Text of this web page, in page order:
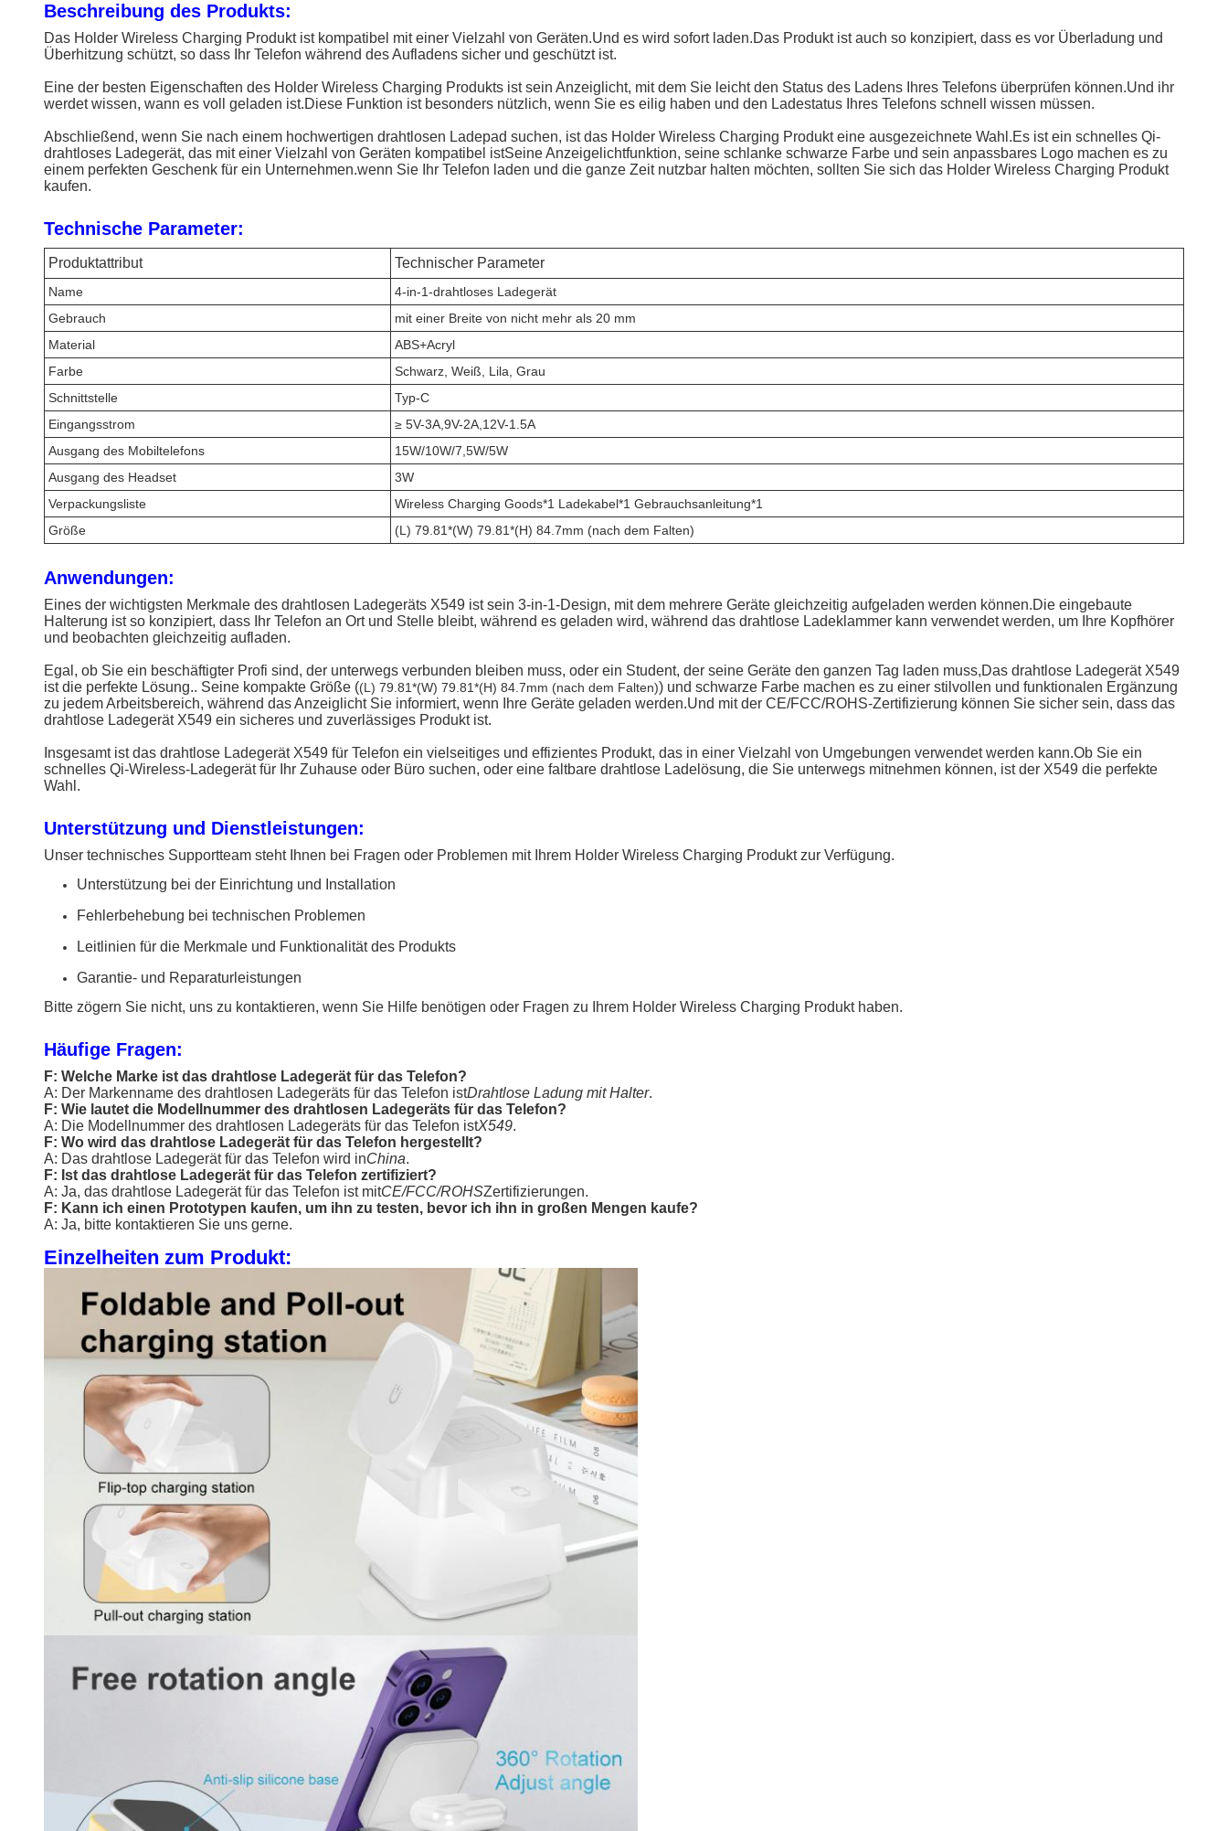
Beschreibung des Produkts:
Das Holder Wireless Charging Produkt ist kompatibel mit einer Vielzahl von Geräten.Und es wird sofort laden.Das Produkt ist auch so konzipiert, dass es vor Überladung und
Überhitzung schützt, so dass Ihr Telefon während des Aufladens sicher und geschützt ist.
Eine der besten Eigenschaften des Holder Wireless Charging Produkts ist sein Anzeiglicht, mit dem Sie leicht den Status des Ladens Ihres Telefons überprüfen können.Und ihr
werdet wissen, wann es voll geladen ist.Diese Funktion ist besonders nützlich, wenn Sie es eilig haben und den Ladestatus Ihres Telefons schnell wissen müssen.
Abschließend, wenn Sie nach einem hochwertigen drahtlosen Ladepad suchen, ist das Holder Wireless Charging Produkt eine ausgezeichnete Wahl.Es ist ein schnelles Qi-
drahtloses Ladegerät, das mit einer Vielzahl von Geräten kompatibel istSeine Anzeigelichtfunktion, seine schlanke schwarze Farbe und sein anpassbares Logo machen es zu
einem perfekten Geschenk für ein Unternehmen.wenn Sie Ihr Telefon laden und die ganze Zeit nutzbar halten möchten, sollten Sie sich das Holder Wireless Charging Produkt
kaufen.
Technische Parameter:
Produktattribut Technischer Parameter
Name
4-in-1-drahtloses Ladegerät
Gebrauch
mit einer Breite von nicht mehr als 20 mm
Material
ABS+Acryl
Farbe
Schwarz, Weiß, Lila, Grau
Schnittstelle
Typ-C
Eingangsstrom
≥ 5V-3A,9V-2A,12V-1.5A
Ausgang des Mobiltelefons
15W/10W/7,5W/5W
Ausgang des Headset
3W
Verpackungsliste
Wireless Charging Goods*1 Ladekabel*1 Gebrauchsanleitung*1
Größe
(L) 79.81*(W) 79.81*(H) 84.7mm (nach dem Falten)
Anwendungen:
Eines der wichtigsten Merkmale des drahtlosen Ladegeräts X549 ist sein 3-in-1-Design, mit dem mehrere Geräte gleichzeitig aufgeladen werden können.Die eingebaute
Halterung ist so konzipiert, dass Ihr Telefon an Ort und Stelle bleibt, während es geladen wird, während das drahtlose Ladeklammer kann verwendet werden, um Ihre Kopfhörer
und beobachten gleichzeitig aufladen.
Egal, ob Sie ein beschäftigter Profi sind, der unterwegs verbunden bleiben muss, oder ein Student, der seine Geräte den ganzen Tag laden muss,Das drahtlose Ladegerät X549
ist die perfekte Lösung.. Seine kompakte Größe ((L) 79.81*(W) 79.81*(H) 84.7mm (nach dem Falten)) und schwarze Farbe machen es zu einer stilvollen und funktionalen Ergänzung
zu jedem Arbeitsbereich, während das Anzeiglicht Sie informiert, wenn Ihre Geräte geladen werden.Und mit der CE/FCC/ROHS-Zertifizierung können Sie sicher sein, dass das
drahtlose Ladegerät X549 ein sicheres und zuverlässiges Produkt ist.
Insgesamt ist das drahtlose Ladegerät X549 für Telefon ein vielseitiges und effizientes Produkt, das in einer Vielzahl von Umgebungen verwendet werden kann.Ob Sie ein
schnelles Qi-Wireless-Ladegerät für Ihr Zuhause oder Büro suchen, oder eine faltbare drahtlose Ladelösung, die Sie unterwegs mitnehmen können, ist der X549 die perfekte
Wahl.
Unterstützung und Dienstleistungen:
Unser technisches Supportteam steht Ihnen bei Fragen oder Problemen mit Ihrem Holder Wireless Charging Produkt zur Verfügung.
Unterstützung bei der Einrichtung und Installation
Fehlerbehebung bei technischen Problemen
Leitlinien für die Merkmale und Funktionalität des Produkts
Garantie- und Reparaturleistungen
Bitte zögern Sie nicht, uns zu kontaktieren, wenn Sie Hilfe benötigen oder Fragen zu Ihrem Holder Wireless Charging Produkt haben.
Häufige Fragen:
F: Welche Marke ist das drahtlose Ladegerät für das Telefon?
A: Der Markenname des drahtlosen Ladegeräts für das Telefon istDrahtlose Ladung mit Halter.
F: Wie lautet die Modellnummer des drahtlosen Ladegeräts für das Telefon?
A: Die Modellnummer des drahtlosen Ladegeräts für das Telefon istX549.
F: Wo wird das drahtlose Ladegerät für das Telefon hergestellt?
A: Das drahtlose Ladegerät für das Telefon wird inChina.
F: Ist das drahtlose Ladegerät für das Telefon zertifiziert?
A: Ja, das drahtlose Ladegerät für das Telefon ist mitCE/FCC/ROHSZertifizierungen.
F: Kann ich einen Prototypen kaufen, um ihn zu testen, bevor ich ihn in großen Mengen kaufe?
A: Ja, bitte kontaktieren Sie uns gerne.
Einzelheiten zum Produkt: